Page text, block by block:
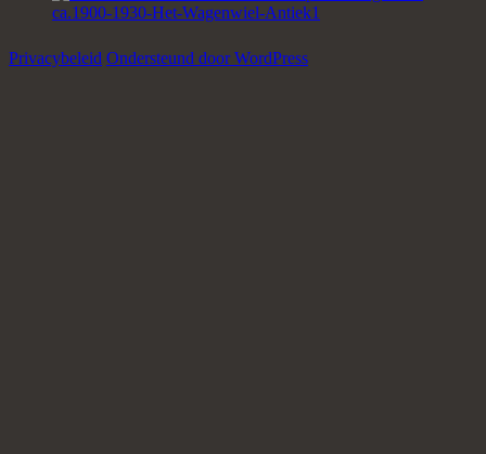
Privacybeleid Ondersteund door WordPress